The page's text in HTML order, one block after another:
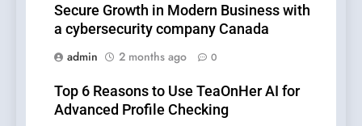
Secure Growth in Modern Business with
a cybersecurity company Canada
admin
2 months ago 0
Top 6 Reasons to Use TeaOnHer AI for
Advanced Profile Checking